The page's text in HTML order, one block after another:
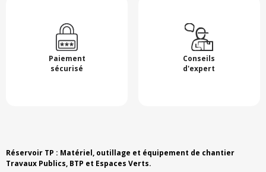
Paiement
sécurisé
Conseils
d'expert
Réservoir TP : Matériel, outillage et équipement de chantier
Travaux Publics, BTP et Espaces Verts.